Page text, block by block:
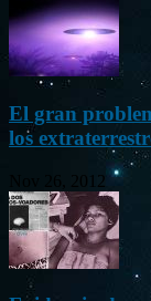
El gran
los
Nov 26, 2012